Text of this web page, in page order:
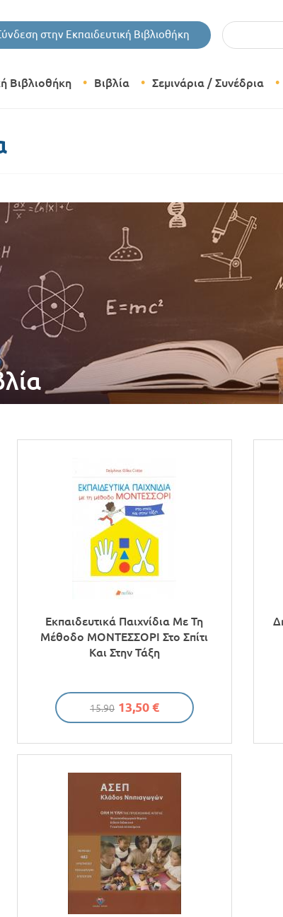
στην Εκπαιδευτική Βιβλιοθήκη
Βιβλιοθήκη Βιβλία Σεμινάρια / Συνέδρια
Εκπαιδευτικά Παιχνίδια Με Τη
Μέθοδο ΜΟΝΤΕΣΣΟΡΙ Στο Σπίτι
Και Στην Τάξη
15.90 13,50 €